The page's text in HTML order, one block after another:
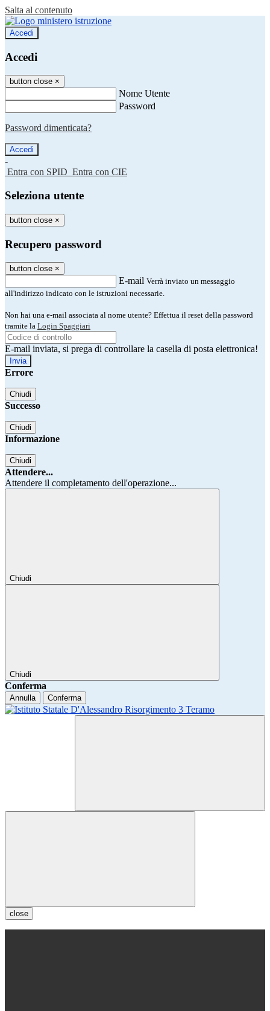
Salta al contenuto
Accedi
Accedi
button close ×
Nome Utente
Password
Password dimenticata?
-
Entra con SPID Entra con CIE
Seleziona utente
button close ×
Recupero password
button close ×
E-mail Verrà inviato un messaggio
all'indirizzo indicato con le istruzioni necessarie.
Non hai una e-mail associata al nome utente? Effettua il reset della password
tramite la Login Spaggiari
E-mail inviata, si prega di controllare la casella di posta elettronica!
Errore
Chiudi
Successo
Chiudi
Informazione
Chiudi
Attendere...
Attendere il completamento dell'operazione...
Chiudi
Chiudi
Conferma
Annulla Conferma
close